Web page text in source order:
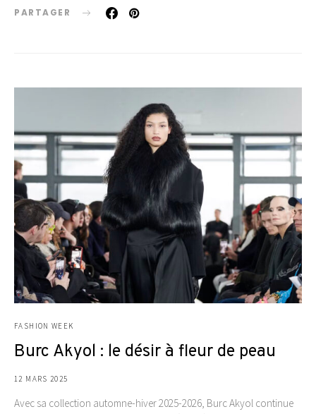
PARTAGER
FASHION WEEK
Burc Akyol : le désir à fleur de peau
12 MARS 2025
Avec sa collection automne-hiver 2025-2026, Burc Akyol continue